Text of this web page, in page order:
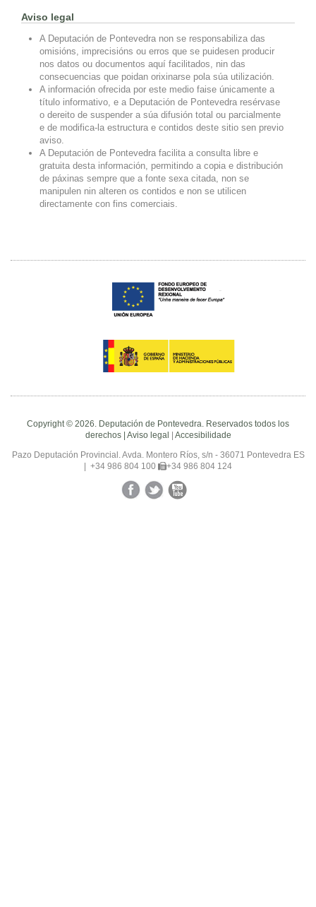
Aviso legal
A Deputación de Pontevedra non se responsabiliza das
omisións, imprecisións ou erros que se puidesen producir
nos datos ou documentos aquí facilitados, nin das
consecuencias que poidan orixinarse pola súa utilización.
A información ofrecida por este medio faise únicamente a
título informativo, e a Deputación de Pontevedra resérvase
o dereito de suspender a súa difusión total ou parcialmente
e de modifica-la estructura e contidos deste sitio sen previo
aviso.
A Deputación de Pontevedra facilita a consulta libre e
gratuita desta información, permitindo a copia e distribución
de páxinas sempre que a fonte sexa citada, non se
manipulen nin alteren os contidos e non se utilicen
directamente con fins comerciais.
Copyright © 2026. Deputación de Pontevedra. Reservados todos los
derechos | Aviso legal | Accesibilidade
Pazo Deputación Provincial. Avda. Montero Ríos, s/n - 36071 Pontevedra ES
| +34 986 804 100
+34 986 804 124
FacebookTwitterYouTube